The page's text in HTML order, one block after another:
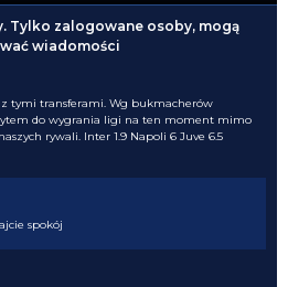
Tylko zalogowane osoby, mogą
wiadomości
tymi transferami. Wg bukmacherów
do wygrania ligi na ten moment mimo
rywali. Inter 1.9 Napoli 6 Juve 6.5
spokój